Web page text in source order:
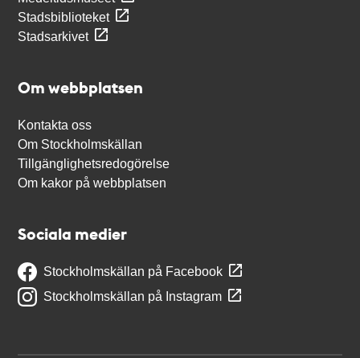
Stadsbiblioteket
Stadsarkivet
Om webbplatsen
Kontakta oss
Om Stockholmskällan
Tillgänglighetsredogörelse
Om kakor på webbplatsen
Sociala medier
Stockholmskällan på Facebook
Stockholmskällan på Instagram